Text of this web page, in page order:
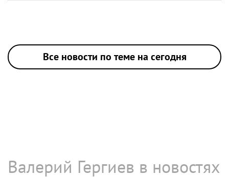
Все новости по теме на сегодня
Валерий Гергиев в новостях